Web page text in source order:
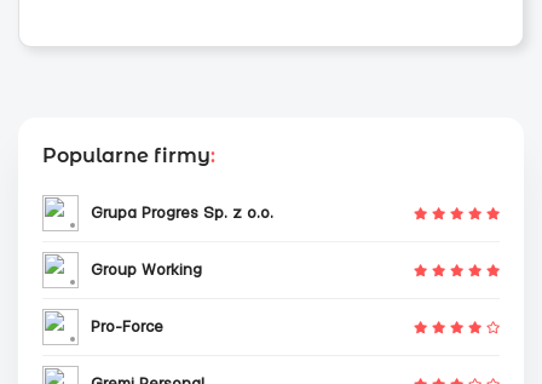
Popularne firmy:
Grupa Progres Sp. z o.o.
Group Working
Pro-Force